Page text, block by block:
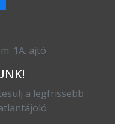
1A. ajtó
a legfrissebb